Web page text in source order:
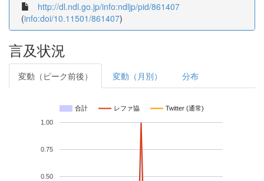
http://dl.ndl.go.jp/info:ndljp/pid/861407
(info:doi/10.11501/861407)
言及状況
変動（ピーク前後） 変動（月別） 分布
合計 レファ協 Twitter (通常)
0.50
0.75
1.00